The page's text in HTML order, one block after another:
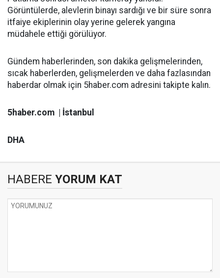
Görüntülerde, alevlerin binayı sardığı ve bir süre sonra
itfaiye ekiplerinin olay yerine gelerek yangına
müdahele ettiği görülüyor.
Gündem haberlerinden, son dakika gelişmelerinden,
sıcak haberlerden, gelişmelerden ve daha fazlasından
haberdar olmak için 5haber.com adresini takipte kalın.
5haber.com | İstanbul
DHA
HABERE YORUM KAT